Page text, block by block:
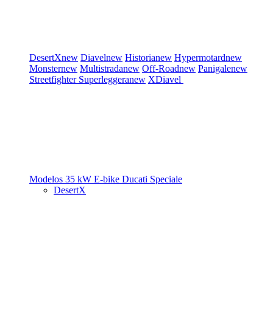
DesertXnew Diavelnew Historianew Hypermotardnew
Monsternew Multistradanew Off-Roadnew Panigalenew
Streetfighter Superleggeranew XDiavel
Modelos 35 kW E-bike Ducati Speciale
DesertX